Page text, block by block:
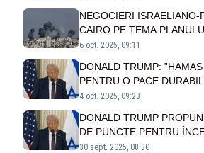
NEGOCIERI ISRAELIANO-
CAIRO PE TEMA
PROPUS DE DONALD
6 oct. 2025, 09:11
DONALD TRUMP:
PENTRU O PACE
4 oct. 2025, 09:23
DONALD TRUMP
DE PUNCTE PENTRU
RĂZBOIULUI DIN GAZA
30 sept. 2025, 08:30